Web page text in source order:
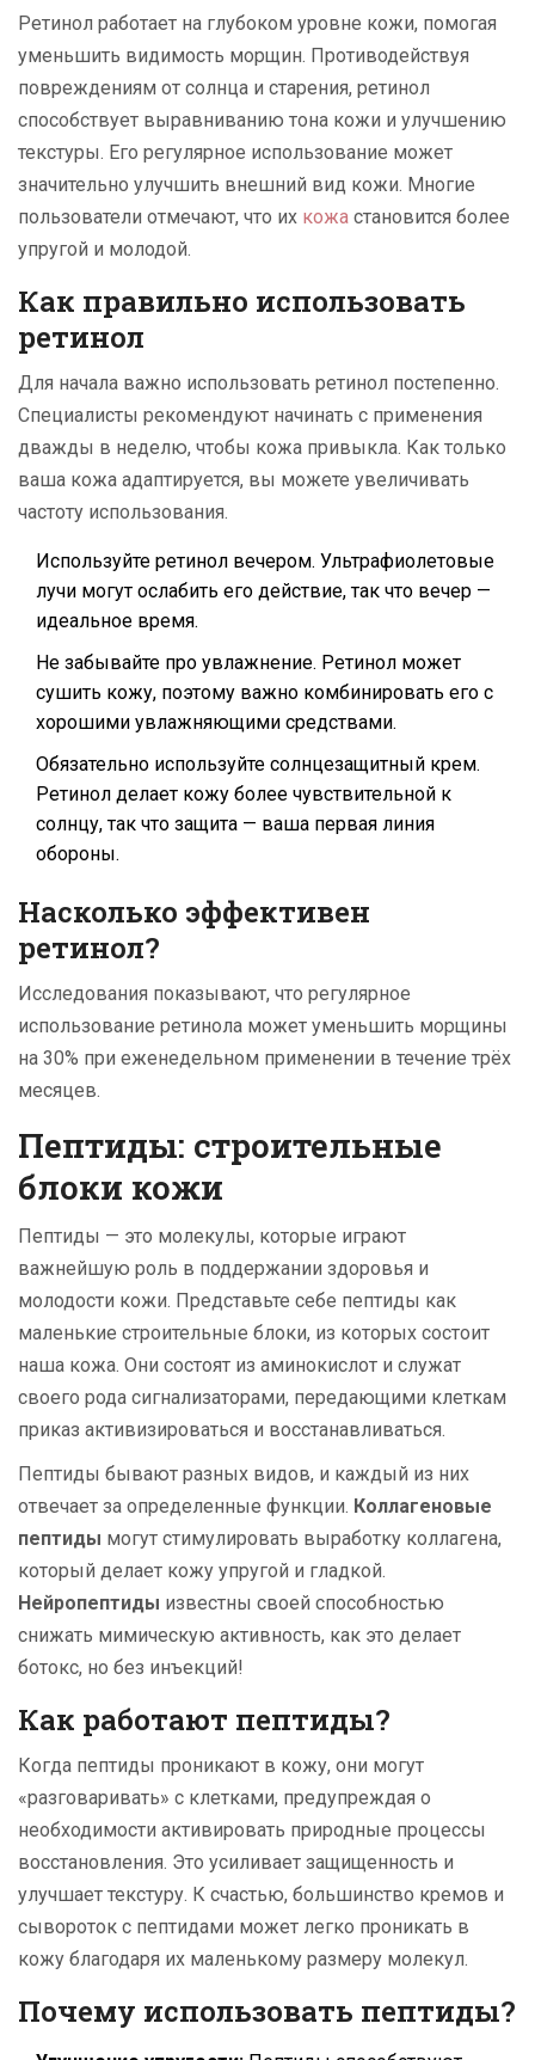
Ретинол работает на глубоком уровне кожи, помогая
уменьшить видимость морщин. Противодействуя
повреждениям от солнца и старения, ретинол
способствует выравниванию тона кожи и улучшению
текстуры. Его регулярное использование может
значительно улучшить внешний вид кожи. Многие
пользователи отмечают, что их кожа становится более
упругой и молодой.
Как правильно использовать
ретинол
Для начала важно использовать ретинол постепенно.
Специалисты рекомендуют начинать с применения
дважды в неделю, чтобы кожа привыкла. Как только
ваша кожа адаптируется, вы можете увеличивать
частоту использования.
Используйте ретинол вечером. Ультрафиолетовые
лучи могут ослабить его действие, так что вечер —
идеальное время.
Не забывайте про увлажнение. Ретинол может
сушить кожу, поэтому важно комбинировать его с
хорошими увлажняющими средствами.
Обязательно используйте солнцезащитный крем.
Ретинол делает кожу более чувствительной к
солнцу, так что защита — ваша первая линия
обороны.
Насколько эффективен
ретинол?
Исследования показывают, что регулярное
использование ретинола может уменьшить морщины
на 30% при еженедельном применении в течение трёх
месяцев.
Пептиды: строительные
блоки кожи
Пептиды — это молекулы, которые играют
важнейшую роль в поддержании здоровья и
молодости кожи. Представьте себе пептиды как
маленькие строительные блоки, из которых состоит
наша кожа. Они состоят из аминокислот и служат
своего рода сигнализаторами, передающими клеткам
приказ активизироваться и восстанавливаться.
Пептиды бывают разных видов, и каждый из них
отвечает за определенные функции. Коллагеновые
пептиды могут стимулировать выработку коллагена,
который делает кожу упругой и гладкой.
Нейропептиды известны своей способностью
снижать мимическую активность, как это делает
ботокс, но без инъекций!
Как работают пептиды?
Когда пептиды проникают в кожу, они могут
«разговаривать» с клетками, предупреждая о
необходимости активировать природные процессы
восстановления. Это усиливает защищенность и
улучшает текстуру. К счастью, большинство кремов и
сывороток с пептидами может легко проникать в
кожу благодаря их маленькому размеру молекул.
Почему использовать пептиды?